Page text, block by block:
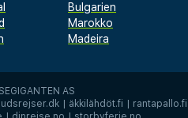
Bulgarien
Marokko
Madeira
AS
äkkilähdöt.fi
rantapallo.fi